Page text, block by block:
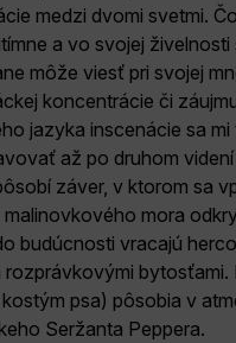
medzi dvomi svetmi.
a vo svojej
môže viesť pri svojej
koncentrácie či
jazyka inscenácie sa
až po druhom
záver, v ktorom sa
mora
budúcnosti vracajú
rozprávkovými
kostým psa) pôsobia v
Seržanta Peppera.